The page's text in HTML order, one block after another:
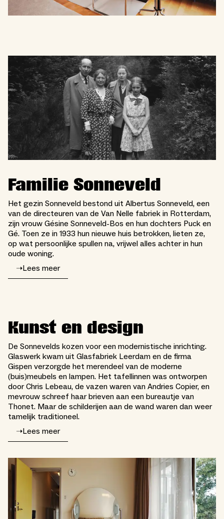
Familie Sonneveld
Het gezin Sonneveld bestond uit Albertus Sonneveld, een
van de directeuren van de Van Nelle fabriek in Rotterdam,
zijn vrouw Gésine Sonneveld-Bos en hun dochters Puck en
Gé. Toen ze in 1933 hun nieuwe huis betrokken, lieten ze,
op wat persoonlijke spullen na, vrijwel alles achter in hun
oude woning.
➝Lees meer
Kunst en design
De Sonnevelds kozen voor een modernistische inrichting.
Glaswerk kwam uit Glasfabriek Leerdam en de firma
Gispen verzorgde het merendeel van de moderne
(buis)meubels en lampen. Het tafellinnen was ontworpen
door Chris Lebeau, de vazen waren van Andries Copier, en
mevrouw schreef haar brieven aan een bureautje van
Thonet. Maar de schilderijen aan de wand waren dan weer
tamelijk traditioneel.
➝Lees meer